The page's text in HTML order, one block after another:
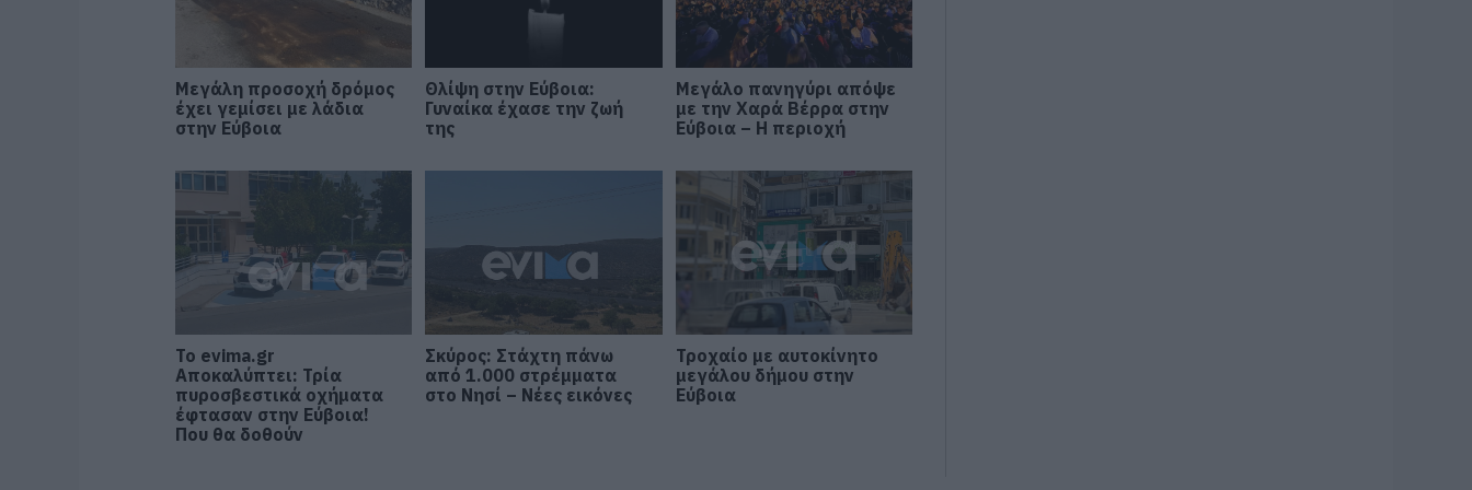
Μεγάλη προσοχή δρόμος
έχει γεμίσει με λάδια
στην Εύβοια
Θλίψη στην Εύβοια:
Γυναίκα έχασε την ζωή
της
Μεγάλο πανηγύρι απόψε
με την Χαρά Βέρρα στην
Εύβοια – Η περιοχή
Το evima.gr
Αποκαλύπτει: Τρία
πυροσβεστικά οχήματα
έφτασαν στην Εύβοια!
Που θα δοθούν
Σκύρος: Στάχτη πάνω
από 1.000 στρέμματα
στο Νησί – Νέες εικόνες
Τροχαίο με αυτοκίνητο
μεγάλου δήμου στην
Εύβοια